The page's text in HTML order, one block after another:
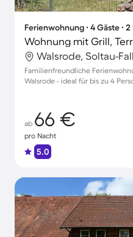
Ferienwohnung ∙ 4 Gäste ∙
Wohnung mit Grill,
Walsrode, Soltau-
Familienfreundliche
Walsrode - ideal für bis zu 4
ab 66 €
pro Nacht
5.0